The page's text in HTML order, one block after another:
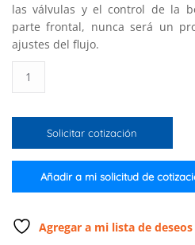
las válvulas y el control de la
parte frontal, nunca será un
ajustes del flujo.
dosificadora
7.6
220
cantidad
Solicitar cotización
Añadir a mi solicitud de
Agregar a mi lista de deseos